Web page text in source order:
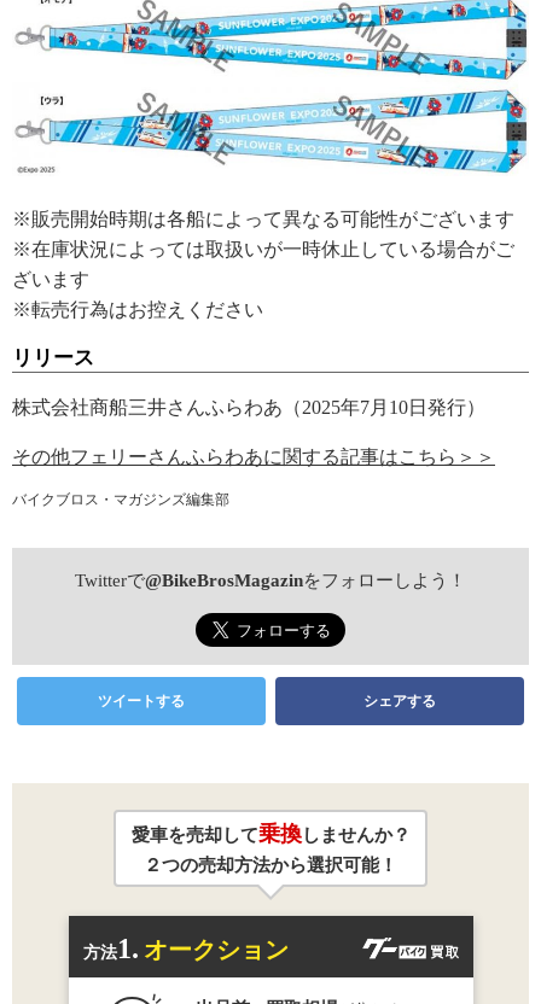
※販売開始時期は各船によって異なる可能性がございます
※在庫状況によっては取扱いが一時休止している場合がご
ざいます
※転売行為はお控えください
リリース
株式会社商船三井さんふらわあ（2025年7月10日発行）
その他フェリーさんふらわあに関する記事はこちら＞＞
バイクブロス・マガジンズ編集部
Twitterで@BikeBrosMagazinをフォローしよう！
ツイートする シェアする
愛車を売却して乗換しませんか？
２つの売却方法から選択可能！
方法1. オークション